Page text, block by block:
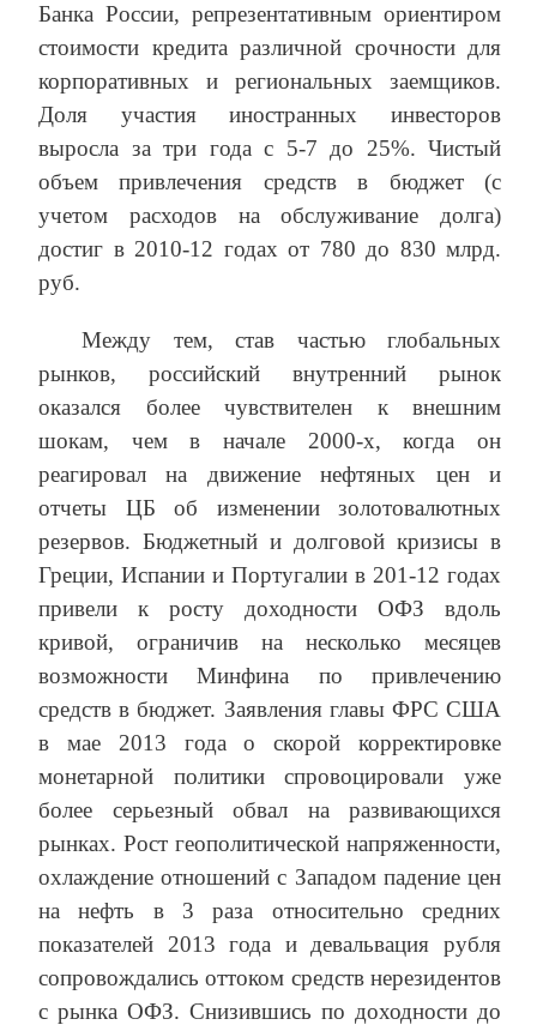
Банка России, репрезентативным ориентиром
стоимости кредита различной срочности для
корпоративных и региональных заемщиков.
Доля участия иностранных инвесторов
выросла за три года с 5-7 до 25%. Чистый
объем привлечения средств в бюджет (с
учетом расходов на обслуживание долга)
достиг в 2010-12 годах от 780 до 830 млрд.
руб.
Между тем, став частью глобальных
рынков, российский внутренний рынок
оказался более чувствителен к внешним
шокам, чем в начале 2000-х, когда он
реагировал на движение нефтяных цен и
отчеты ЦБ об изменении золотовалютных
резервов. Бюджетный и долговой кризисы в
Греции, Испании и Португалии в 201-12 годах
привели к росту доходности ОФЗ вдоль
кривой, ограничив на несколько месяцев
возможности Минфина по привлечению
средств в бюджет. Заявления главы ФРС США
в мае 2013 года о скорой корректировке
монетарной политики спровоцировали уже
более серьезный обвал на развивающихся
рынках. Рост геополитической напряженности,
охлаждение отношений с Западом падение цен
на нефть в 3 раза относительно средних
показателей 2013 года и девальвация рубля
сопровождались оттоком средств нерезидентов
с рынка ОФЗ. Снизившись по доходности до